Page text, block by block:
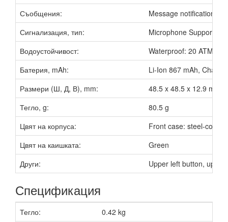
Съобщения:
Message notifications
Сигнализация, тип:
Microphone Supported,
Водоустойчивост:
Waterproof: 20 ATM +
Батерия, mAh:
Li-Ion 867 mAh,
Размери (Ш, Д, В), mm:
48.5 x 48.5 x 12.9 mm
Тегло, g:
80.5 g
Цвят на корпуса:
Front case: steel-color
Цвят на каишката:
Green
Други:
Upper left button,
Спецификация
Тегло: 0.42 kg